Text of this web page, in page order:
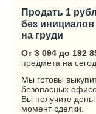
Продать 1
без
на груди
От 3 094 до 192
предмета на
Мы готовы
безопасных
Вы получите
момент сделки.